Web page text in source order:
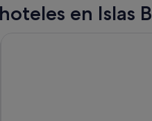
en Islas